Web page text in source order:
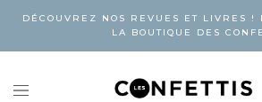
DÉCOUVREZ NOS REVUES ET LIVRES !
LA BOUTIQUE DES